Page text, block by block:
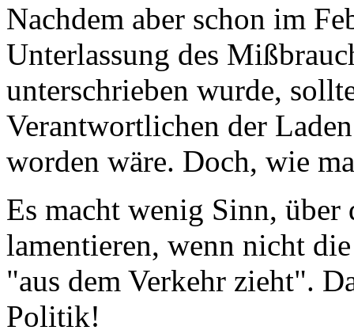
Nachdem aber schon im
Unterlassung des
unterschrieben wurde,
Verantwortlichen der
worden wäre. Doch, wie
Es macht wenig Sinn,
lamentieren, wenn nicht
"aus dem Verkehr zieht".
Politik!